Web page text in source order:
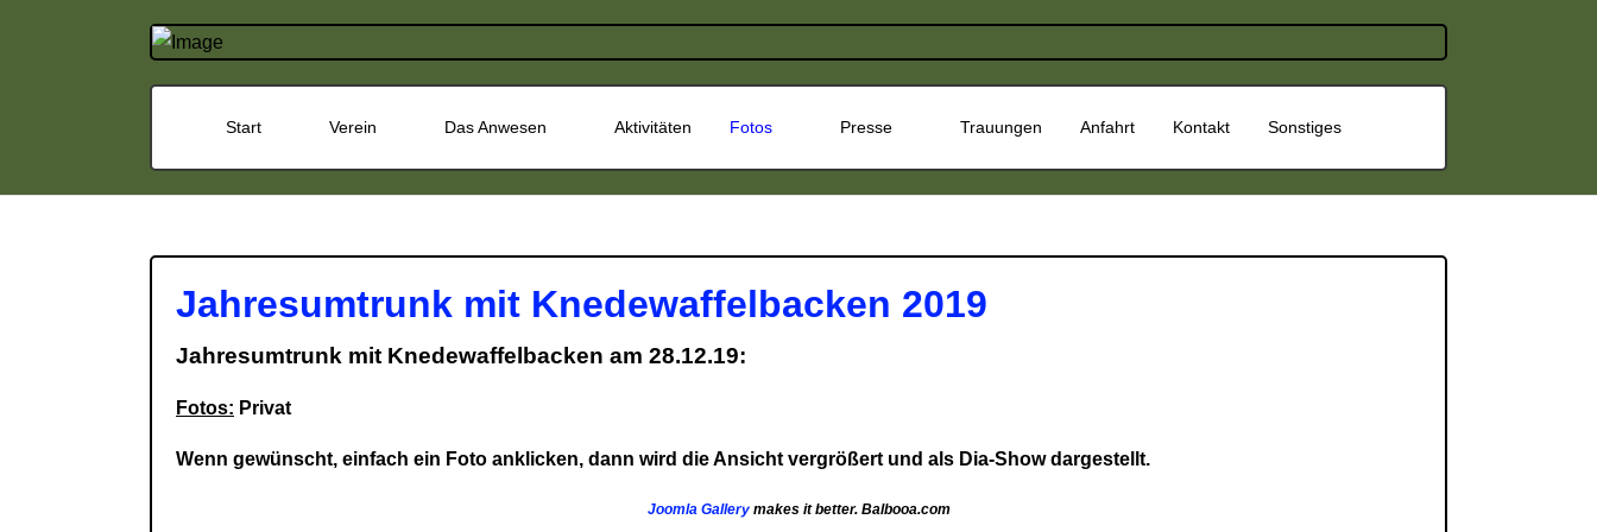
Start Verein Das Anwesen Aktivitäten Fotos Presse Trauungen Anfahrt Kontakt Sonstiges
Jahresumtrunk mit Knedewaffelbacken 2019
Jahresumtrunk mit Knedewaffelbacken am 28.12.19:
Fotos: Privat
Wenn gewünscht, einfach ein Foto anklicken, dann wird die Ansicht vergrößert und als Dia-Show dargestellt.
Joomla Gallerymakes it better. Balbooa.com